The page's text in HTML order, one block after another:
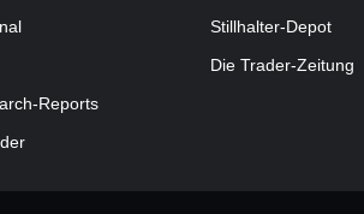
Reports
Stillhalter-Depot
Die Trader-Zeitung